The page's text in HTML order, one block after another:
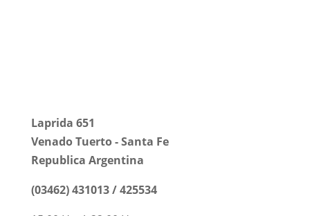
Laprida 651
Venado Tuerto - Santa Fe
Republica Argentina
(03462) 431013 / 425534